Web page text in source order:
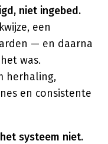
niet ingebed.
een
— en daarna
was.
herhaling,
en consistente
systeem niet.